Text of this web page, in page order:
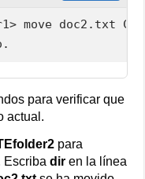
move doc2.txt
para verificar que
actual.
para
Escribadir en la línea